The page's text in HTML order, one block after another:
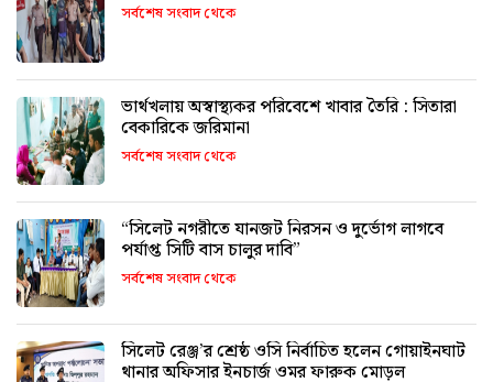
সর্বশেষ সংবাদ থেকে
ভার্থখলায় অস্বাস্থ্যকর পরিবেশে খাবার তৈরি : সিতারা
বেকারিকে জরিমানা
সর্বশেষ সংবাদ থেকে
“সিলেট নগরীতে যানজট নিরসন ও দুর্ভোগ লাগবে
পর্যাপ্ত সিটি বাস চালুর দাবি”
সর্বশেষ সংবাদ থেকে
সিলেট রেঞ্জ’র শ্রেষ্ঠ ওসি নির্বাচিত হলেন গোয়াইনঘাট
থানার অফিসার ইনচার্জ ওমর ফারুক মোড়ল